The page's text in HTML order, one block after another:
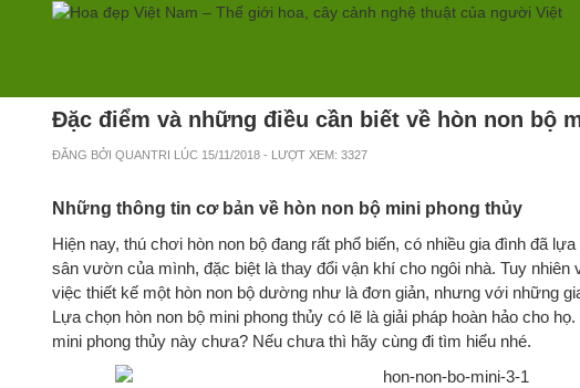
Đặc điểm và những điều cần biết về hòn non bộ
ĐĂNG BỞI QUANTRI LÚC 15/11/2018 - LƯỢT XEM: 3327
Những thông tin cơ bản về hòn non bộ mini phong thủy
Hiện nay, thú chơi hòn non bộ đang rất phổ biến, có nhiều gia đình đã
sân vườn của mình, đặc biệt là thay đổi vận khí cho ngôi nhà. Tuy nhiên
việc thiết kế một hòn non bộ dường như là đơn giản, nhưng với những
Lựa chọn hòn non bộ mini phong thủy có lẽ là giải pháp hoàn hảo cho
mini phong thủy này chưa? Nếu chưa thì hãy cùng đi tìm hiểu nhé.